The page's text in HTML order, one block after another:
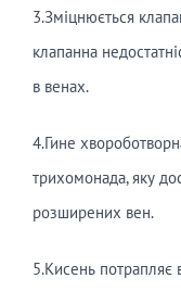
3.Зміцнюється
клапанна
в венах.
4.Гине
трихомонада, яку
розширених вен.
5.Кисень потрапляє